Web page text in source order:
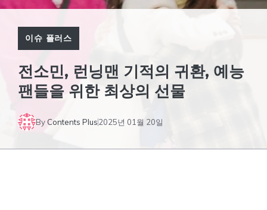
이슈 플러스
전소민, 런닝맨 기적의 귀환, 예능
팬들을 위한 최상의 선물
By Contents Plus2025년 01월 20일